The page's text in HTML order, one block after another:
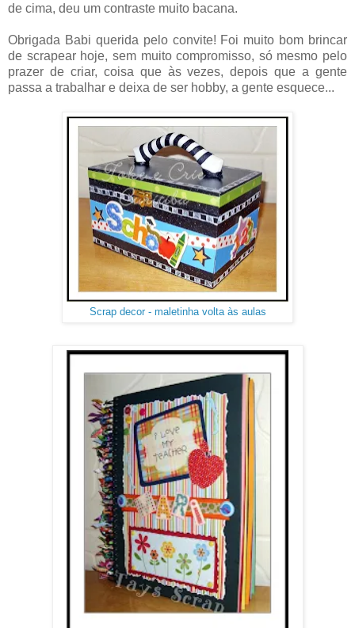
de cima, deu um contraste muito bacana.
Obrigada Babi querida pelo convite! Foi muito bom brincar
de scrapear hoje, sem muito compromisso, só mesmo pelo
prazer de criar, coisa que às vezes, depois que a gente
passa a trabalhar e deixa de ser hobby, a gente esquece...
Scrap decor - maletinha volta às aulas